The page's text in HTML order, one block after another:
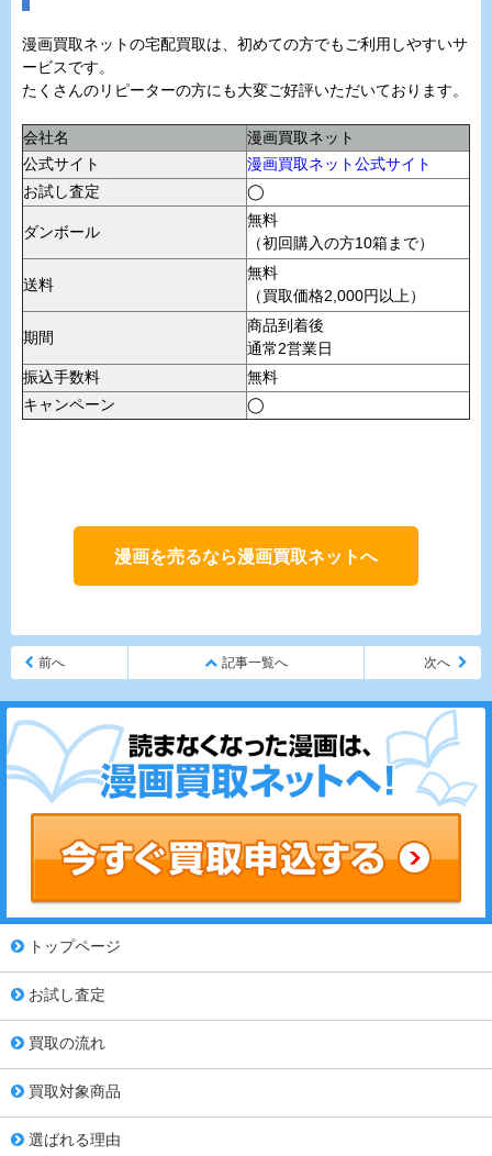
漫画買取ネットの宅配買取は、初めての方でもご利用しやすいサ
ービスです。
たくさんのリピーターの方にも大変ご好評いただいております。
会社名
漫画買取ネット
公式サイト
漫画買取ネット公式サイト
お試し査定
◯
ダンボール
無料
（初回購入の方10箱まで）
送料
無料
（買取価格2,000円以上）
期間
商品到着後
通常2営業日
振込手数料
無料
キャンペーン
◯
漫画を売るなら漫画買取ネットへ
前へ 記事一覧へ 次へ
トップページ
お試し査定
買取の流れ
買取対象商品
選ばれる理由